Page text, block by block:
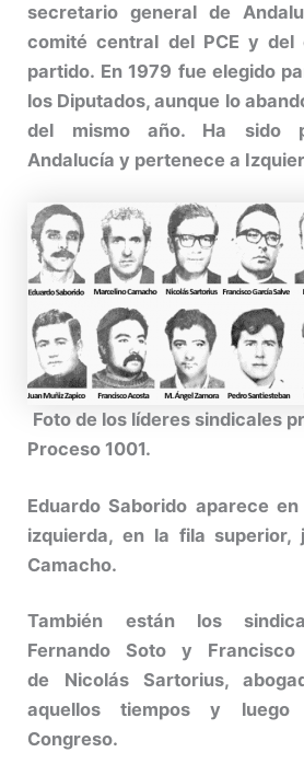
secretario general de
comité central del PCE y del
partido. En 1979 fue elegido
los Diputados, aunque lo
del mismo año. Ha sido
Andalucía y pertenece a
Foto de los líderes sindicales
Proceso 1001.
Eduardo Saborido aparece
izquierda, en la fila superior,
Camacho.
También están los
Fernando Soto y Francisco
de Nicolás Sartorius,
aquellos tiempos y
Congreso.